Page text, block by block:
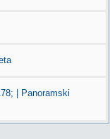
| Panoramski